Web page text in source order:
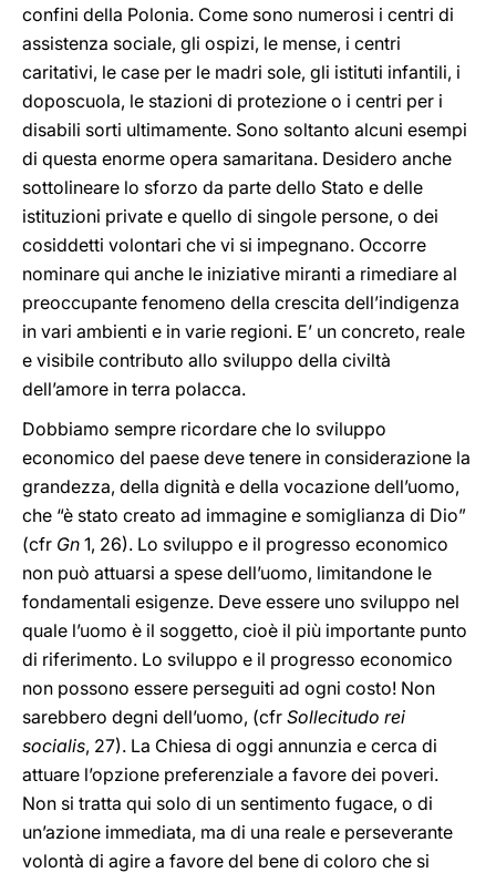
confini della Polonia. Come sono numerosi i centri di
assistenza sociale, gli ospizi, le mense, i centri
caritativi, le case per le madri sole, gli istituti infantili, i
doposcuola, le stazioni di protezione o i centri per i
disabili sorti ultimamente. Sono soltanto alcuni esempi
di questa enorme opera samaritana. Desidero anche
sottolineare lo sforzo da parte dello Stato e delle
istituzioni private e quello di singole persone, o dei
cosiddetti volontari che vi si impegnano. Occorre
nominare qui anche le iniziative miranti a rimediare al
preoccupante fenomeno della crescita dell’indigenza
in vari ambienti e in varie regioni. E’ un concreto, reale
e visibile contributo allo sviluppo della civiltà
dell’amore in terra polacca.
Dobbiamo sempre ricordare che lo sviluppo
economico del paese deve tenere in considerazione la
grandezza, della dignità e della vocazione dell’uomo,
che “è stato creato ad immagine e somiglianza di Dio”
(cfr Gn 1, 26). Lo sviluppo e il progresso economico
non può attuarsi a spese dell’uomo, limitandone le
fondamentali esigenze. Deve essere uno sviluppo nel
quale l’uomo è il soggetto, cioè il più importante punto
di riferimento. Lo sviluppo e il progresso economico
non possono essere perseguiti ad ogni costo! Non
sarebbero degni dell’uomo, (cfr Sollecitudo rei
socialis, 27). La Chiesa di oggi annunzia e cerca di
attuare l’opzione preferenziale a favore dei poveri.
Non si tratta qui solo di un sentimento fugace, o di
un’azione immediata, ma di una reale e perseverante
volontà di agire a favore del bene di coloro che si